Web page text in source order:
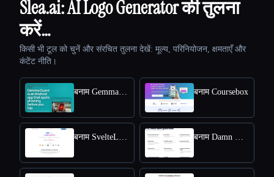
Slea.ai: AI Logo Generator की तुलना
करें…
किसी भी टूल को चुनें और संरचित तुलना देखें: मूल्य, परिनियोजन, क्षमताएँ और
कंटेंट नीति।
बनाम Gemma Guard बनाम Coursebox
बनाम SvelteLaunch बनाम Damn Good Tools